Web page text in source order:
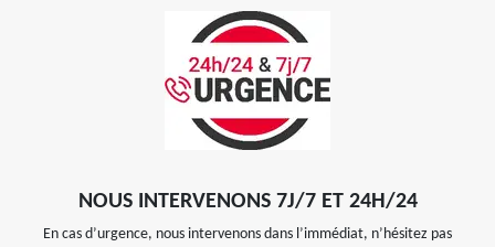
NOUS INTERVENONS 7J/7 ET 24H/24
En cas d’urgence, nous intervenons dans l’immédiat, n’hésitez pas